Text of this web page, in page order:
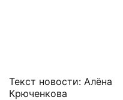
Текст новости: Алёна
Крюченкова